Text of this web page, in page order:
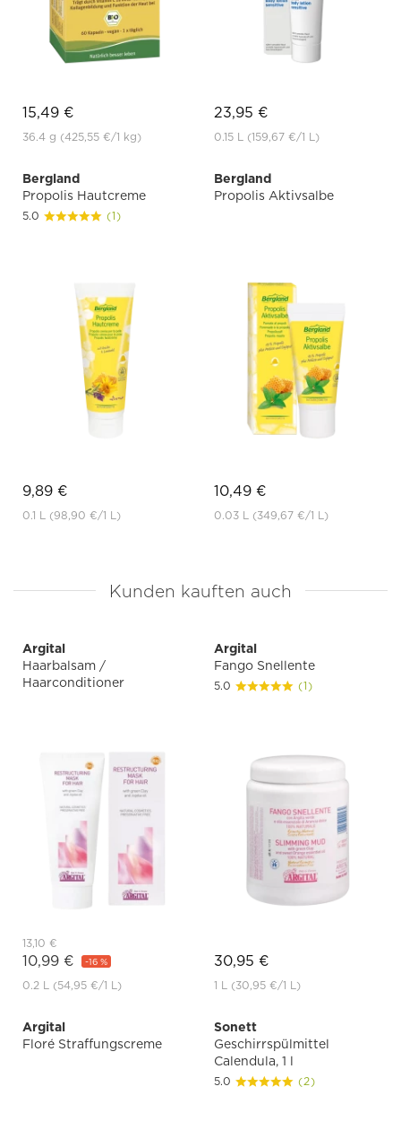
15,49 €
36.4 g (425,55 €/1 kg)
23,95 €
0.15 L (159,67 €/1 L)
Bergland
Propolis Hautcreme
5.0 (1)
9,89 €
0.1 L (98,90 €/1 L)
Bergland
Propolis Aktivsalbe
10,49 €
0.03 L (349,67 €/1 L)
Kunden kauften auch
Argital
Haarbalsam /
Haarconditioner
13,10 €
10,99 € -16 %
0.2 L (54,95 €/1 L)
Argital
Fango Snellente
5.0 (1)
30,95 €
1 L (30,95 €/1 L)
Argital
Floré Straffungscreme
Sonett
Geschirrspülmittel
Calendula, 1 l
5.0 (2)